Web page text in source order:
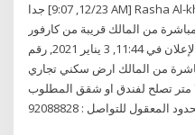
جدا [12/23, 9:07 AM] Rasha Al-khatatbeh: #شقة من المالك مباشرة
من المالك قريبة من كارفور
المنومة. المعبيلة، مسقط تم إضافة الإعلان في 11:44, 3 يناير 2021, رقم
75,000 ر. ع: مباشرة من المالك ارض سكني تجاري
أول خط في رأس الحد المساحة : 700 متر تصلح لفندق او شقق المطلوب